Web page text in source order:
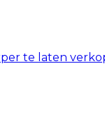
te laten